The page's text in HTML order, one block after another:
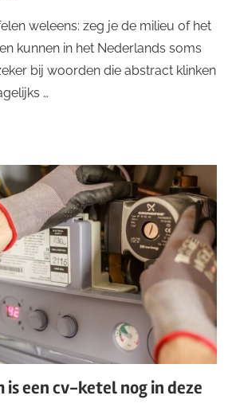
weleens: zeg je de milieu of het
kunnen in het Nederlands soms
bij woorden die abstract klinken
…
is een cv-ketel nog in deze